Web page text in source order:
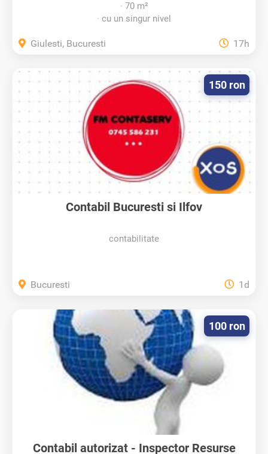
70 m²
cu un singur nivel
Giulesti, Bucuresti 17h
Contabil Bucuresti si Ilfov
contabilitate
150 ron
Bucuresti 1d
Contabil autorizat - Inspector Resurse
100 ron